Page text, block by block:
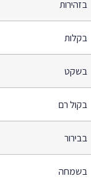
בזהירות
בקלות
בשקט
בקול רם
בבירור
בשמחה